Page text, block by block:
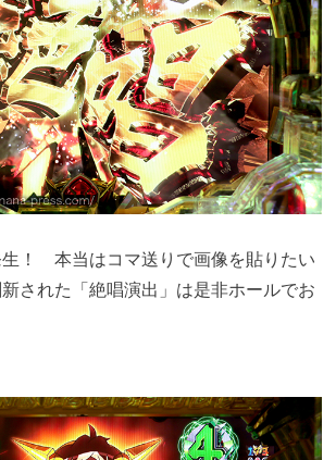
生！ 本当はコマ送りで画像を貼りたい
された「絶唱演出」は是非ホールでお